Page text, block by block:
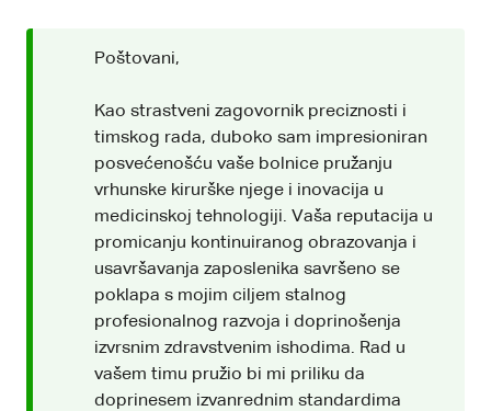
Poštovani,
Kao strastveni zagovornik preciznosti i
timskog rada, duboko sam impresioniran
posvećenošću vaše bolnice pružanju
vrhunske kirurške njege i inovacija u
medicinskoj tehnologiji. Vaša reputacija u
promicanju kontinuiranog obrazovanja i
usavršavanja zaposlenika savršeno se
poklapa s mojim ciljem stalnog
profesionalnog razvoja i doprinošenja
izvrsnim zdravstvenim ishodima. Rad u
vašem timu pružio bi mi priliku da
doprinesem izvanrednim standardima